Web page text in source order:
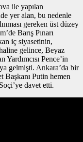
ile yapılan
yer alan, bu nedenle
gereken üst düzey
Barış Pınarı
iç siyasetinin,
gelince, Beyaz
Pence’in
gelmişti. Ankara’da bir
Başkanı Putin hemen
davet etti.